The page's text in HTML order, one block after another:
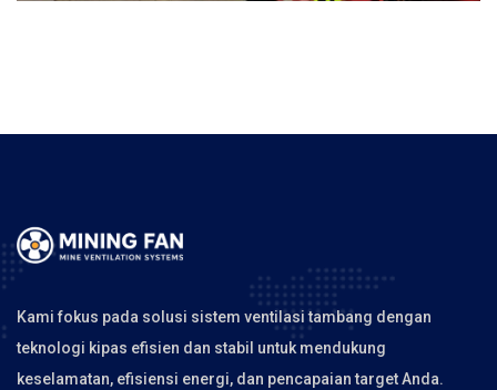
Kami fokus pada solusi sistem ventilasi tambang dengan
teknologi kipas efisien dan stabil untuk mendukung
keselamatan, efisiensi energi, dan pencapaian target Anda.